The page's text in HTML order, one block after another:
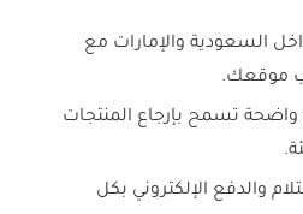
السعودية والإمارات مع
موقعك.
تسمح بإرجاع المنتجات
والدفع الإلكتروني بكل